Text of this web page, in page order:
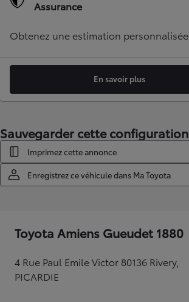
Assurance
Obtenez une estimation personnalisée
En savoir plus
Sauvegarder cette configuration
Imprimez cette annonce
Enregistrez ce véhicule dans Ma Toyota
Toyota Amiens Gueudet 1880
4 Rue Paul Emile Victor 80136 Rivery,
PICARDIE